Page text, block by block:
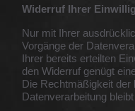
Widerruf Ihrer
Nur mit Ihrer
Vorgänge der
Ihrer bereits erteilten
den Widerruf genügt
Die Rechtmäßigkeit der
Datenverarbeitung